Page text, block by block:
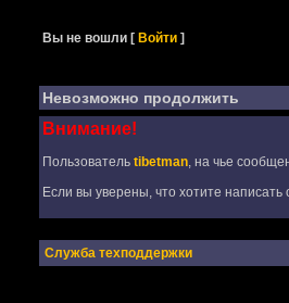
Вы не вошли [Войти ]
Невозможно продолжить
Внимание!
Пользователь tibetman, на чье
Если вы уверены, что хотите написать
Служба техподдержки